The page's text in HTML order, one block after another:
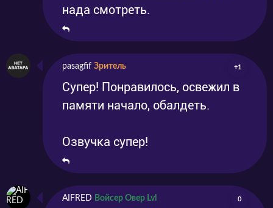
нада смотреть.
pasagfif Зритель +1
Супер! Понравилось, освежил в
памяти начало, обалдеть.
Озвучка супер!
AIFRED Войсер Овер Lvl 0